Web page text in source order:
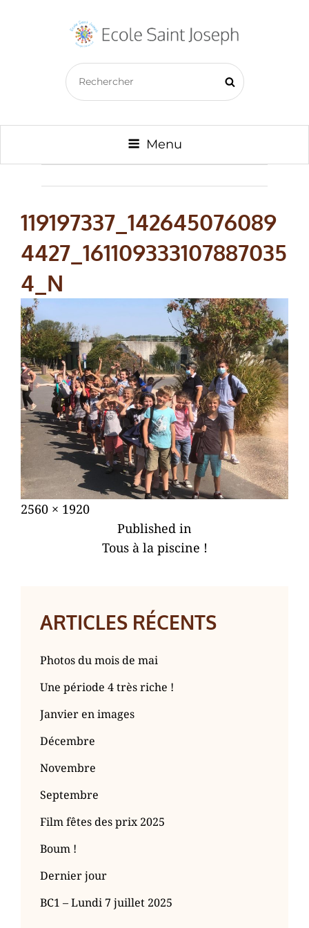
ECOLE SAINT JOSEPH –
BAZOUGES CRÉ SUR LOIR
Search
for:
Search
Menu
119197337_142645076089
4427_161109333107887035
4_N
Posted
26
Full
2560 × 1920
NAVIGATIONPublished in
Tous à la piscine !
ARTICLES RÉCENTS
Photos du mois de mai
Une période 4 très riche !
Janvier en images
Décembre
Novembre
Septembre
Film fêtes des prix 2025
Boum !
Dernier jour
BC1 – Lundi 7 juillet 2025